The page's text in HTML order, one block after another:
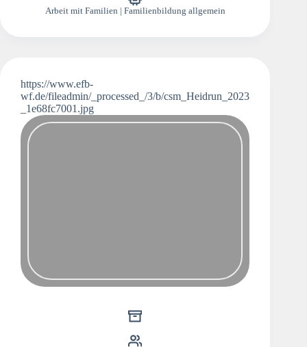
Arbeit mit Familien | Familienbildung allgemein
https://www.efb-
wf.de/fileadmin/_processed_/3/b/csm_Heidrun_2023
_1e68fc7001.jpg